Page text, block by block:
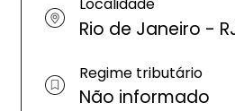
Rio de Janeiro -
Regime tributário
Não informado